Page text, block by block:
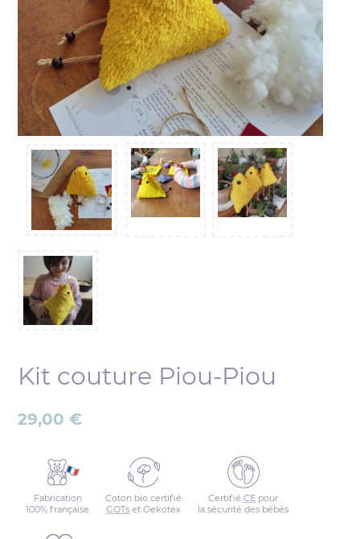
Kit couture Piou-Piou
29,00€
Fabrication
100% française
Coton bio certifié
GOTs et Oekotex
CertifiéCE pour
la sécurité des bébés